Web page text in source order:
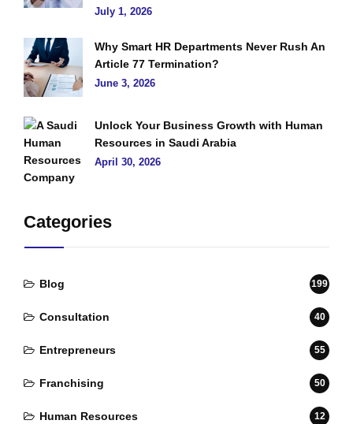
July 1, 2026
Why Smart HR Departments Never Rush An
Article 77 Termination?
June 3, 2026
Unlock Your Business Growth with Human
Resources in Saudi Arabia
April 30, 2026
Categories
Blog 199
Consultation 40
Entrepreneurs 55
Franchising 50
Human Resources 12